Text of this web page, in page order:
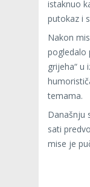
istaknuo
putokaz i
Nakon
pogledalo
grijeha“ u
temama.
Današnju
sati
mise je